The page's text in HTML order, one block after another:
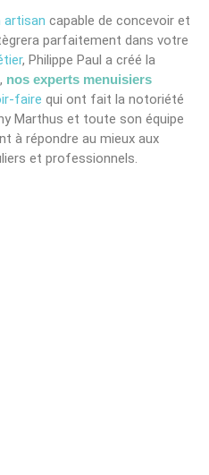
artisan capable de concevoir et
parfaitement dans votre
, Philippe Paul a créé la
nos experts menuisiers
faire qui ont fait la notoriété
Marthus et toute son équipe
à répondre au mieux aux
et professionnels.